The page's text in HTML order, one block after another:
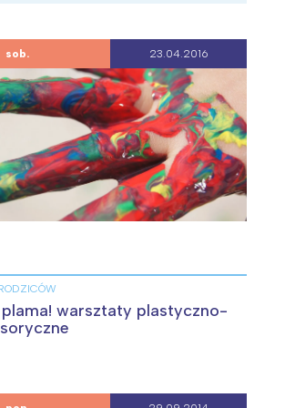
sob. 23.04.2016
warsztaty plastyczno-